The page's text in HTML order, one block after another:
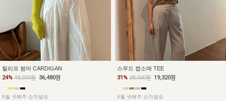
릴리프 썸머 CARDIGAN
24% 48,000원 36,480원
8월 셋째주 순차발송
스무드 캡소매 TEE
31% 28,000원 19,320원
8월 셋째주 순차발송